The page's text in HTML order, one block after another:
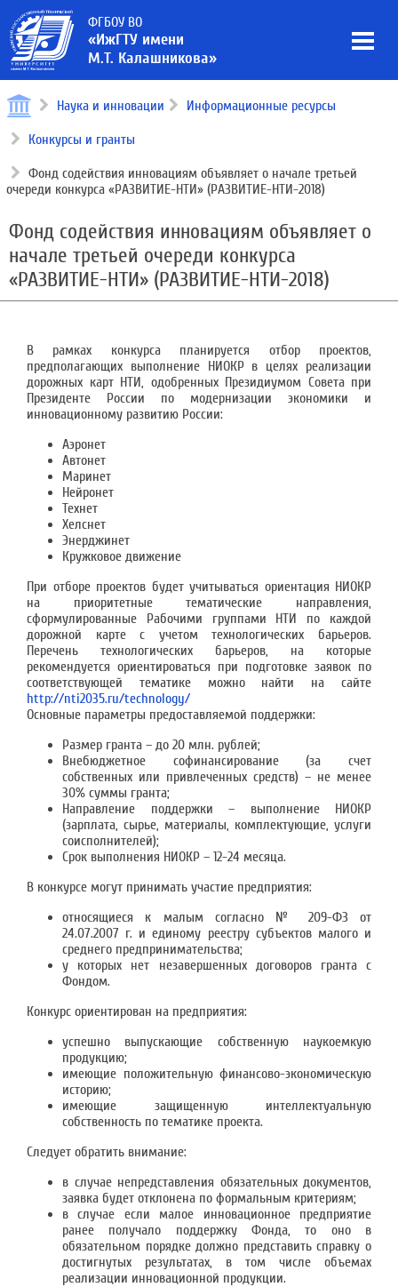
ФГБОУ ВО
«ИжГТУ имени
М.Т. Калашникова»
Наука и инновации Информационные ресурсы
Конкурсы и гранты
Фонд содействия инновациям объявляет о начале третьей
очереди конкурса «РАЗВИТИЕ-НТИ» (РАЗВИТИЕ-НТИ-2018)
Фонд содействия инновациям объявляет о
начале третьей очереди конкурса
«РАЗВИТИЕ-НТИ» (РАЗВИТИЕ-НТИ-2018)
В рамках конкурса планируется отбор проектов,
предполагающих выполнение НИОКР в целях реализации
дорожных карт НТИ, одобренных Президиумом Совета при
Президенте России по модернизации экономики и
инновационному развитию России:
Аэронет
Автонет
Маринет
Нейронет
Технет
Хелснет
Энерджинет
Кружковое движение
При отборе проектов будет учитываться ориентация НИОКР
на приоритетные тематические направления,
сформулированные Рабочими группами НТИ по каждой
дорожной карте с учетом технологических барьеров.
Перечень технологических барьеров, на которые
рекомендуется ориентироваться при подготовке заявок по
соответствующей тематике можно найти на сайте
http://nti2035.ru/technology/
Основные параметры предоставляемой поддержки:
Размер гранта – до 20 млн. рублей;
Внебюджетное софинансирование (за счет
собственных или привлеченных средств) – не менее
30% суммы гранта;
Направление поддержки – выполнение НИОКР
(зарплата, сырье, материалы, комплектующие, услуги
соисполнителей);
Срок выполнения НИОКР – 12-24 месяца.
В конкурсе могут принимать участие предприятия:
относящиеся к малым согласно № 209-ФЗ от
24.07.2007 г. и единому реестру субъектов малого и
среднего предпринимательства;
у которых нет незавершенных договоров гранта с
Фондом.
Конкурс ориентирован на предприятия:
успешно выпускающие собственную наукоемкую
продукцию;
имеющие положительную финансово-экономическую
историю;
имеющие защищенную интеллектуальную
собственность по тематике проекта.
Следует обратить внимание:
в случае непредставления обязательных документов,
заявка будет отклонена по формальным критериям;
в случае если малое инновационное предприятие
ранее получало поддержку Фонда, то оно в
обязательном порядке должно представить справку о
достигнутых результатах, в том числе объемах
реализации инновационной продукции.